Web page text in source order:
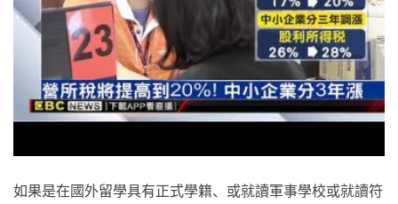
如果是在國外留學具有正式學籍、或就讀軍事學校或就讀符